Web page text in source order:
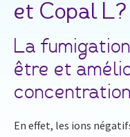
et Copal L?
La
être et
En effet, les ions